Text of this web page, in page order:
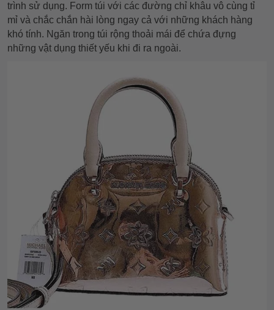
trình sử dụng. Form túi với các đường chỉ khâu vô cùng tỉ
mỉ và chắc chắn hài lòng ngay cả với những khách hàng
khó tính. Ngăn trong túi rộng thoải mái để chứa đựng
những vật dụng thiết yếu khi đi ra ngoài.